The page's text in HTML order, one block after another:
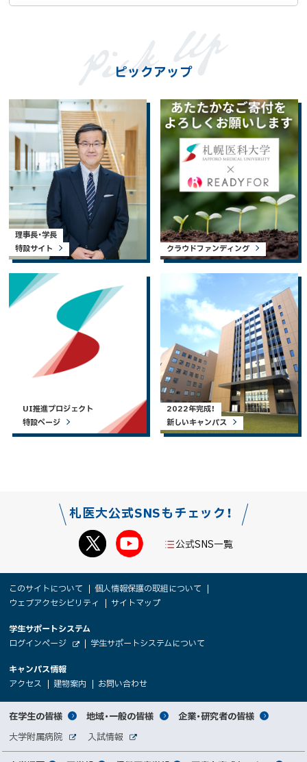
ピックアップ
理事長・学長
特設サイト
クラウドファンディング
UI推進プロジェクト
特設ページ
2022年完成！
新しいキャンパス
札医大公式SNSもチェック！
公式SNS一覧
サ
イ
ト
報
このサイトについて
個人情報保護の取組について
ウェブアクセシビリティ
サイトマップ
大
学
関
者
向
学生サポートシステム
ログインページ
イ
ト
（
新
ィ
ド
ウ
で
開
き
ま
学生サポートシステムについて
キャンパス情報
アクセス
（
新
規
ウ
ィ
ン
ド
ウ
建物案内
（
新
規
ウ
ィ
ン
ド
ウ
お問い合わせ
規
ウ
ィ
ウ
サ
イ
対
象
者
在学生の皆様 地域・一般の皆様 企業・研究者の皆様
関
連
大学附属病院 入試情報